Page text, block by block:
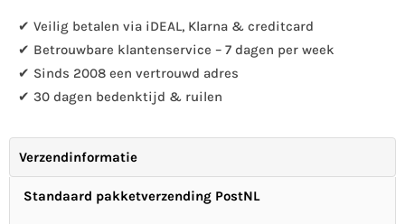
Vesi
groen
Vesi
groen
✔ Veilig betalen via iDEAL, Klarna & creditcard
✔ Betrouwbare klantenservice – 7 dagen per week
✔ Sinds 2008 een vertrouwd adres
✔ 30 dagen bedenktijd & ruilen
Verzendinformatie
Standaard pakketverzending PostNL